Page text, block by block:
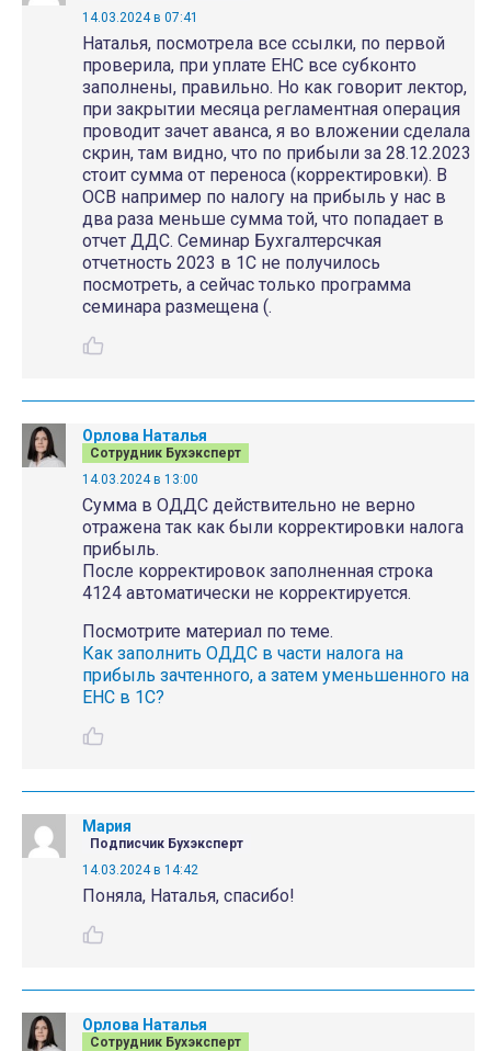
14.03.2024 в 07:41
Наталья, посмотрела все ссылки, по первой
проверила, при уплате ЕНС все субконто
заполнены, правильно. Но как говорит лектор,
при закрытии месяца регламентная операция
проводит зачет аванса, я во вложении сделала
скрин, там видно, что по прибыли за 28.12.2023
стоит сумма от переноса (корректировки). В
ОСВ например по налогу на прибыль у нас в
два раза меньше сумма той, что попадает в
отчет ДДС. Семинар Бухгалтерсчкая
отчетность 2023 в 1С не получилось
посмотреть, а сейчас только программа
семинара размещена (.
Орлова Наталья
Сотрудник Бухэксперт
14.03.2024 в 13:00
Сумма в ОДДС действительно не верно
отражена так как были корректировки налога
прибыль.
После корректировок заполненная строка
4124 автоматически не корректируется.
Посмотрите материал по теме.
Как заполнить ОДДС в части налога на
прибыль зачтенного, а затем уменьшенного на
ЕНС в 1С?
Мария
Подписчик Бухэксперт
14.03.2024 в 14:42
Поняла, Наталья, спасибо!
Орлова Наталья
Сотрудник Бухэксперт